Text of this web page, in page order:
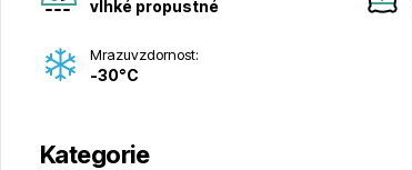
vlhké propustné
Mrazuvzdornost:
-30°C
Kategorie